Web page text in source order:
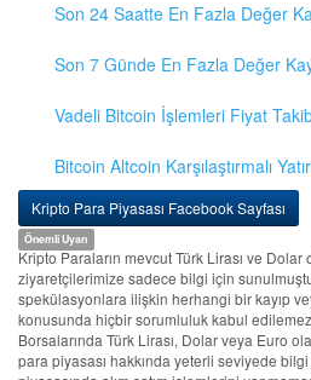
Son 24 Saatte En Fazla Değer
Son 7 Günde En Fazla Değer
Vadeli Bitcoin İşlemleri Fiyat
Bitcoin Altcoin Karşılaştırmalı
Kripto Para Piyasası Facebook Sayfası
Önemli Uyarı
Kripto Paraların mevcut Türk Lirası ve Dolar
ziyaretçilerimize sadece bilgi için
spekülasyonlara ilişkin herhangi bir kayıp
konusunda hiçbir sorumluluk kabul
Borsalarında Türk Lirası, Dolar veya Euro
para piyasası hakkında yeterli seviyede